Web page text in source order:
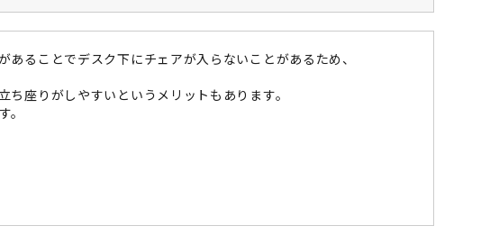
あることでデスク下にチェアが入らないことがあるため、
ち座りがしやすいというメリットもあります。